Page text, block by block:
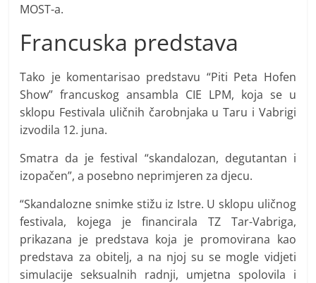
e
i
MOST-a.
Francuska predstava
Tako je komentarisao predstavu “Piti Peta Hofen
Show” francuskog ansambla CIE LPM, koja se u
sklopu Festivala uličnih čarobnjaka u Taru i Vabrigi
izvodila 12. juna.
Smatra da je festival “skandalozan, degutantan i
izopačen”, a posebno neprimjeren za djecu.
“Skandalozne snimke stižu iz Istre. U sklopu uličnog
festivala, kojega je financirala TZ Tar-Vabriga,
prikazana je predstava koja je promovirana kao
predstava za obitelj, a na njoj su se mogle vidjeti
simulacije seksualnih radnji, umjetna spolovila i